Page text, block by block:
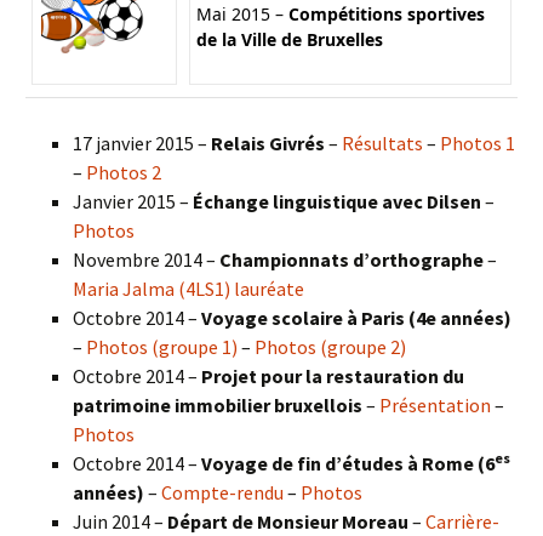
Mai 2015 – Compétitions sportives
de la Ville de Bruxelles
17 janvier 2015 – Relais Givrés – Résultats – Photos 1
– Photos 2
Janvier 2015 – Échange linguistique avec Dilsen –
Photos
Novembre 2014 – Championnats d’orthographe–
Maria Jalma (4LS1) lauréate
Octobre 2014 – Voyage scolaire à Paris (4e années)
– Photos (groupe 1) – Photos (groupe 2)
Octobre 2014 – Projet pour la restauration du
patrimoine immobilier bruxellois – Présentation –
Photos
Octobre 2014 – Voyage de fin d’études à Rome (6es
années) – Compte-rendu – Photos
Juin 2014 – Départ de Monsieur Moreau – Carrière-